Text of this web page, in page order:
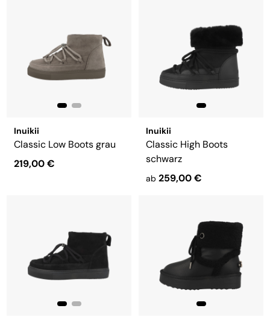
Inuikii
Classic Low Boots grau
219,00 €
Inuikii
Classic High Boots
schwarz
ab 259,00 €